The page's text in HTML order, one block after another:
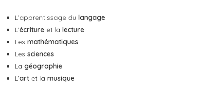
L’apprentissage du langage
L’écriture et la lecture
Les mathématiques
Les sciences
La géographie
L’art et la musique